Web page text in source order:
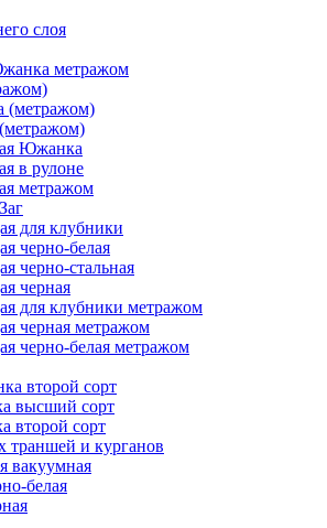
слоя
метражом
(метражом)
Южанка
в рулоне
метражом
для клубники
черно-белая
черно-стальная
черная
для клубники метражом
черная метражом
черно-белая метражом
второй сорт
высший сорт
второй сорт
траншей и курганов
вакуумная
белая